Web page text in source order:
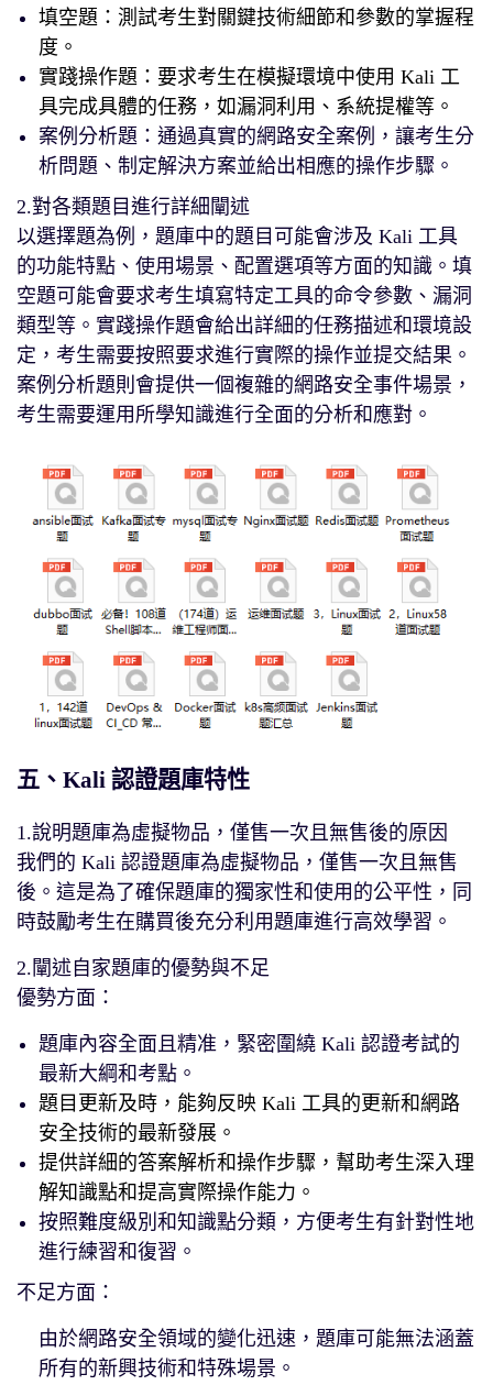
填空題：測試考生對關鍵技術細節和參數的掌握程
度。
實踐操作題：要求考生在模擬環境中使用 Kali 工
具完成具體的任務，如漏洞利用、系統提權等。
案例分析題：通過真實的網路安全案例，讓考生分
析問題、制定解決方案並給出相應的操作步驟。
2.對各類題目進行詳細闡述
以選擇題為例，題庫中的題目可能會涉及 Kali 工具
的功能特點、使用場景、配置選項等方面的知識。填
空題可能會要求考生填寫特定工具的命令參數、漏洞
類型等。實踐操作題會給出詳細的任務描述和環境設
定，考生需要按照要求進行實際的操作並提交結果。
案例分析題則會提供一個複雜的網路安全事件場景，
考生需要運用所學知識進行全面的分析和應對。
五、Kali 認證題庫特性
1.說明題庫為虛擬物品，僅售一次且無售後的原因
我們的 Kali 認證題庫為虛擬物品，僅售一次且無售
後。這是為了確保題庫的獨家性和使用的公平性，同
時鼓勵考生在購買後充分利用題庫進行高效學習。
2.闡述自家題庫的優勢與不足
優勢方面：
題庫內容全面且精准，緊密圍繞 Kali 認證考試的
最新大綱和考點。
題目更新及時，能夠反映 Kali 工具的更新和網路
安全技術的最新發展。
提供詳細的答案解析和操作步驟，幫助考生深入理
解知識點和提高實際操作能力。
按照難度級別和知識點分類，方便考生有針對性地
進行練習和復習。
不足方面：
由於網路安全領域的變化迅速，題庫可能無法涵蓋
所有的新興技術和特殊場景。